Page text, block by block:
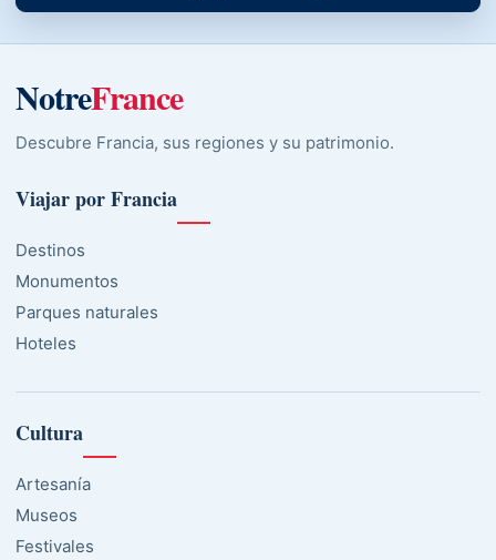
NotreFrance
Descubre Francia, sus regiones y su patrimonio.
Viajar por Francia
Destinos
Monumentos
Parques naturales
Hoteles
Cultura
Artesanía
Museos
Festivales